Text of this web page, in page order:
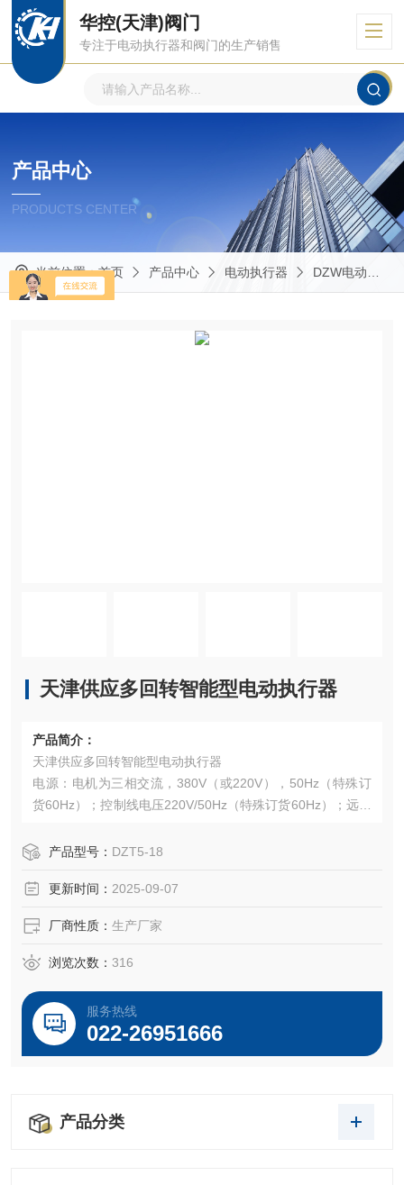
华控(天津)阀门
专注于电动执行器和阀门的生产销售
产品中心
PRODUCTS CENTER
当前位置：首页 产品中心 电动执行器 DZW电动执行器
天津供应多回转智能型电动执行器
产品简介：
天津供应多回转智能型电动执行器
电源：电机为三相交流，380V（或220V），50Hz（特殊订
货60Hz）；控制线电压220V/50Hz（特殊订货60Hz）；远程
产品型号： DZT5-18
更新时间： 2025-09-07
厂商性质： 生产厂家
浏览次数： 316
服务热线
022-26951666
产品分类